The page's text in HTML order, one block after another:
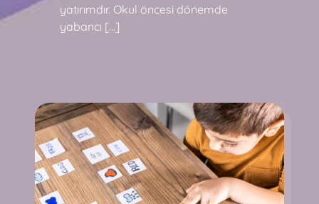
yatırımdır. Okul öncesi dönemde
yabancı […]